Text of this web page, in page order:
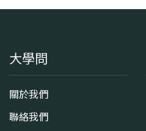
大學問
關於我們
聯絡我們